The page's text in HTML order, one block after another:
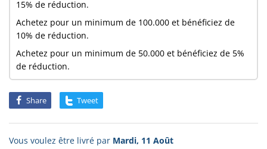
15% de réduction.
Achetez pour un minimum de 100.000 et bénéficiez de
10% de réduction.
Achetez pour un minimum de 50.000 et bénéficiez de 5%
de réduction.
Share Tweet
Vous voulez être livré par Mardi, 11 Août